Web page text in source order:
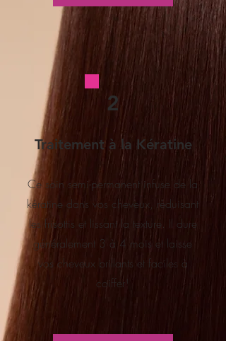
2
Traitement à la Kératine
Ce soin semi-permanent infuse de la
kératine dans vos cheveux, réduisant
les frisottis et lissant la texture. Il dure
généralement 3 à 4 mois et laisse
vos cheveux brillants et faciles à
coiffer¹